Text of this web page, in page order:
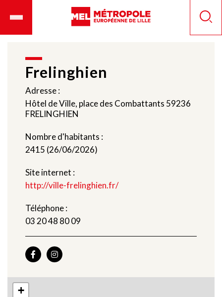
principal
mobile
+
Frelinghien
Adresse :
Hôtel de Ville, place des Combattants 59236
FRELINGHIEN
Nombre d'habitants :
2415 (26/06/2026)
Site internet :
http://ville-frelinghien.fr/
Téléphone :
03 20 48 80 09
 
Panneau de gestion des cookies